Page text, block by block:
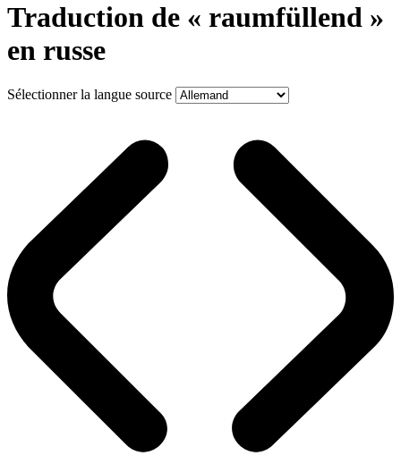
Traduction de « raumfüllend »
en russe
Sélectionner la langue source